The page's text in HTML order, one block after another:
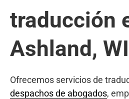
traducción
Ashland, WI
Ofrecemos servicios de
despachos de abogados,